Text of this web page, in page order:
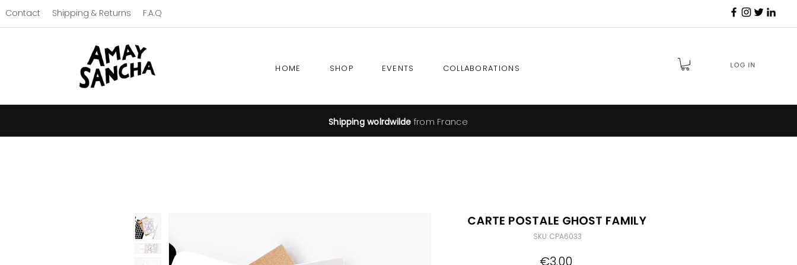
HOME SHOP EVENTS COLLABORATIONS Log in
Contact Shipping & Returns F.A.Q
Carte Postale Ghost Family
SKU: CPA6033
€3.00Price
Shipping wolrdwilde from France